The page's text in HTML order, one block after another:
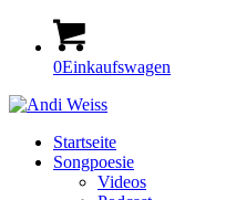
0Einkaufswagen
Startseite
Songpoesie
Videos